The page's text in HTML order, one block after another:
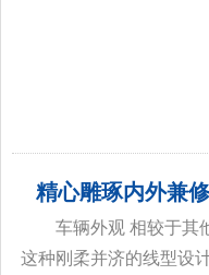
精心雕琢内外兼
车辆外观 相较于其
这种刚柔并济的线型设